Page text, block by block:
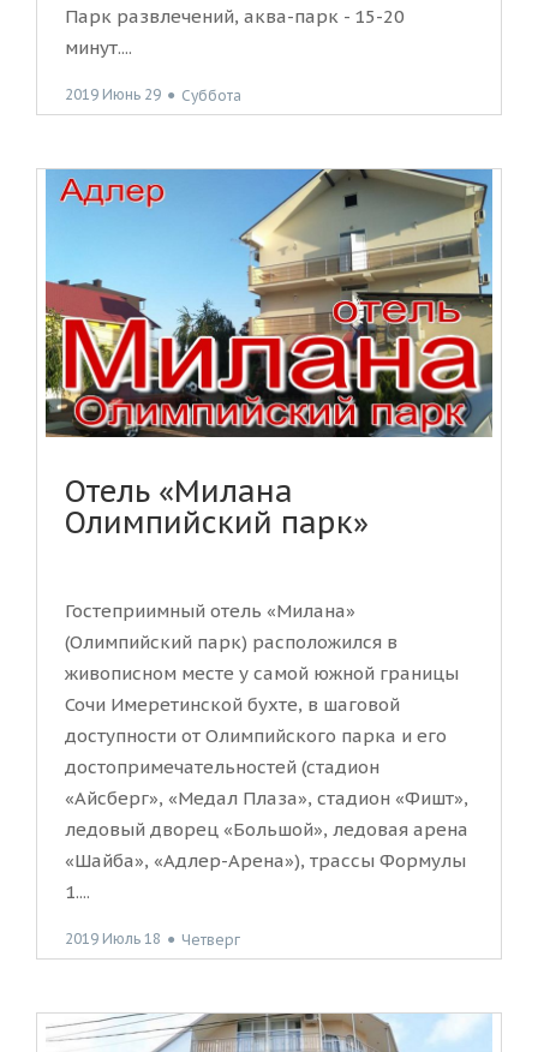
Парк развлечений, аква-парк - 15-20
минут....
2019 Июнь 29 ● Суббота
Отель «Милана
Олимпийский парк»
Гостеприимный отель «Милана»
(Олимпийский парк) расположился в
живописном месте у самой южной границы
Сочи Имеретинской бухте, в шаговой
доступности от Олимпийского парка и его
достопримечательностей (стадион
«Айсберг», «Медал Плаза», стадион «Фишт»,
ледовый дворец «Большой», ледовая арена
«Шайба», «Адлер-Арена»), трассы Формулы
1....
2019 Июль 18 ● Четверг